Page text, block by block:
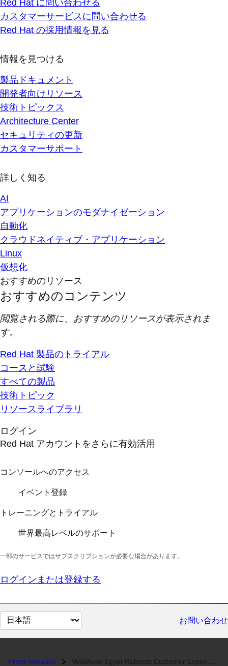
Red Hat に問い合わせる
カスタマーサービスに問い合わせる
Red Hat の採用情報を見る
情報を見つける
製品ドキュメント
開発者向けリソース
技術トピックス
Architecture Center
セキュリティの更新
カスタマーサポート
詳しく知る
AI
アプリケーションのモダナイゼーション
自動化
クラウドネイティブ・アプリケーション
Linux
仮想化
おすすめのリソース
おすすめのコンテンツ
閲覧される際に、おすすめのリソースが表示されま
す。
Red Hat 製品のトライアル
コースと試験
すべての製品
技術トピック
リソースライブラリ
ログイン
Red Hat アカウントをさらに有効活用
コンソールへのアクセス
イベント登録
トレーニングとトライアル
世界最高レベルのサポート
一部のサービスではサブスクリプションが必要な場合があります。
ログインまたは登録する
ペ
ー
の
お問い合わせ
Press releases Vodafone Egypt Reboots Customer Experience with Red Hat’s Hybrid Cloud...